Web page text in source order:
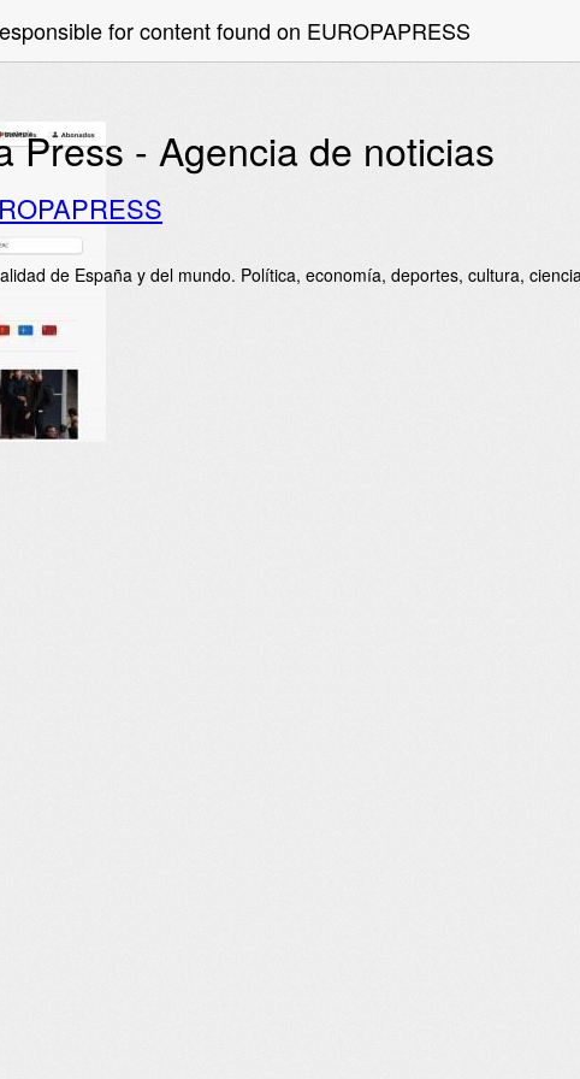
for content found on EUROPAPRESS
Press - Agencia de noticias
de España y del mundo. Política, economía, deportes, cultura,